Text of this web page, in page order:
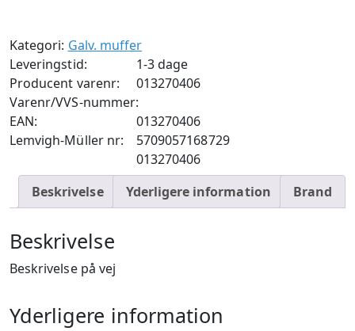
Kategori: Galv. muffer
Leveringstid:
1-3 dage
Producent varenr:
013270406
Varenr/VVS-nummer:
013270406
EAN:
5709057168729
Lemvigh-Müller nr:
013270406
Beskrivelse
Yderligere information Brand
Beskrivelse
Beskrivelse på vej
Yderligere information